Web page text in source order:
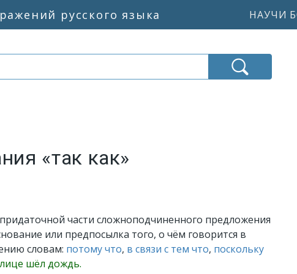
русского языка НАУЧИ
«так как»
части сложноподчиненного предложения
или предпосылка того, о чём говорится в
словам: потому что, в связи с тем что, поскольку
шёл дождь.